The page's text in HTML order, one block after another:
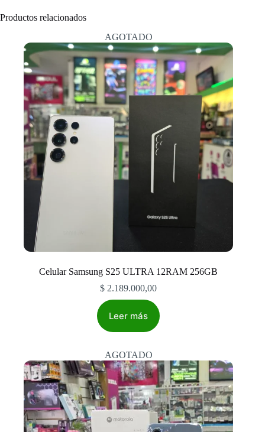
Productos relacionados
AGOTADO
Celular Samsung S25 ULTRA 12RAM 256GB
$ 2.189.000,00
Leer más
AGOTADO